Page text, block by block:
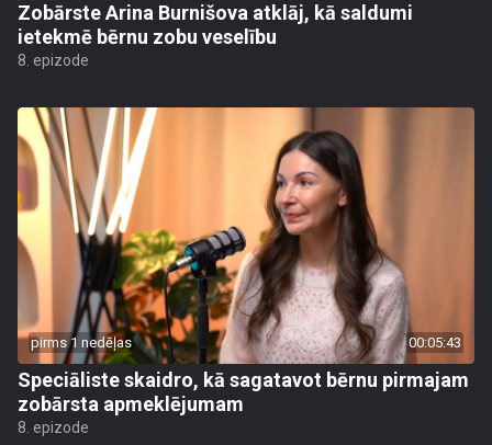
Zobārste Arina Burnišova atklāj, kā saldumi
ietekmē bērnu zobu veselību
8. epizode
pirms 1 nedēļas 00:05:43
Speciāliste skaidro, kā sagatavot bērnu pirmajam
zobārsta apmeklējumam
8. epizode